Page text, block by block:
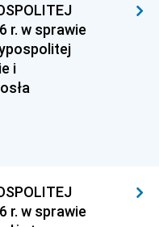
r. w sprawie
i
r. w sprawie